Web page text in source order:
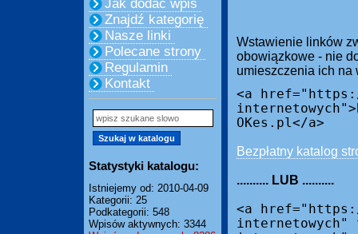
Jak dodać wpis
Znajdź kategorię
Nasze linki
Polecane strony
Regulamin
Kontakt
Statystyki katalogu:
Istniejemy od: 2010-04-09
Kategorii: 25
Podkategorii: 548
Wpisów aktywnych: 3344
Wstawienie linków
obowiązkowe - nie
umieszczenia ich na
<a
OKes.pl</a>
Bezpłatny katalog
.......... LUB ..........
<a
internetowych"